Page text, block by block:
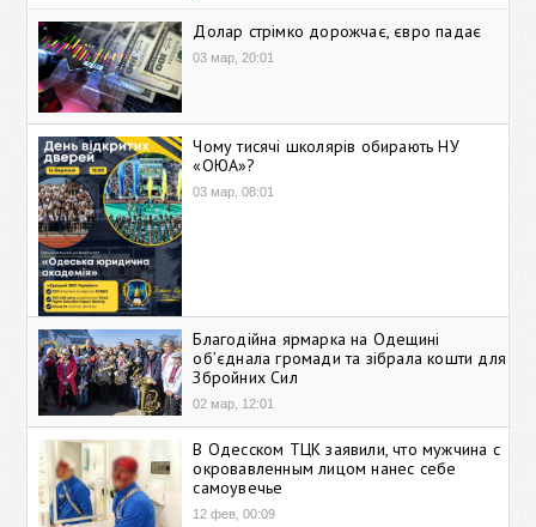
Долар стрімко дорожчає, євро падає
03 мар, 20:01
Чому тисячі школярів обирають НУ
«ОЮА»?
03 мар, 08:01
Благодійна ярмарка на Одещині
об’єднала громади та зібрала кошти для
Збройних Сил
02 мар, 12:01
В Одесском ТЦК заявили, что мужчина с
окровавленным лицом нанес себе
самоувечье
12 фев, 00:09